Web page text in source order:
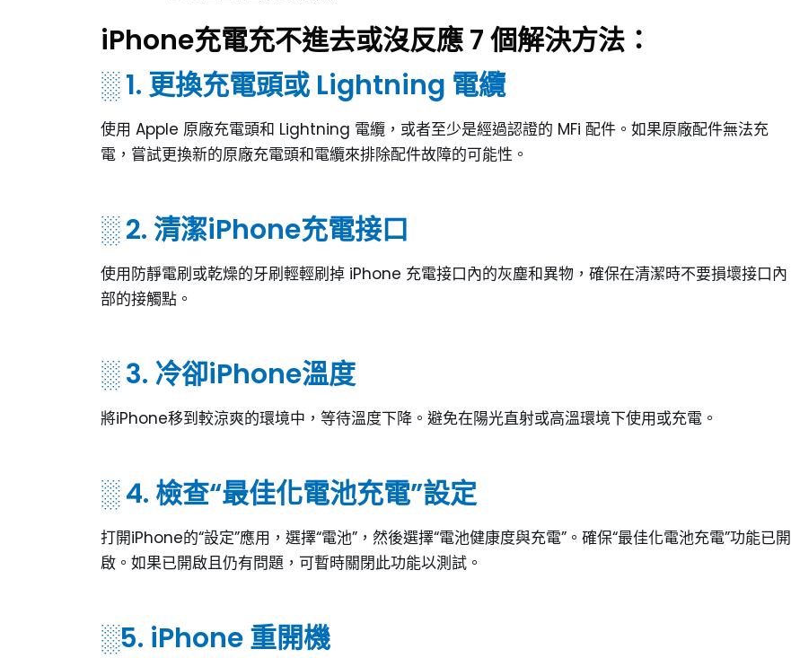
iPhone充電充不進去或沒反應 7 個解決方法：
░ 1. 更換充電頭或 Lightning 電纜
使用 Apple 原廠充電頭和 Lightning 電纜，或者至少是經過認證的 MFi 配件。如果原廠配件無法充
電，嘗試更換新的原廠充電頭和電纜來排除配件故障的可能性。
░ 2. 清潔iPhone充電接口
使用防靜電刷或乾燥的牙刷輕輕刷掉 iPhone 充電接口內的灰塵和異物，確保在清潔時不要損壞接口內
部的接觸點。
░ 3. 冷卻iPhone溫度
將iPhone移到較涼爽的環境中，等待溫度下降。避免在陽光直射或高溫環境下使用或充電。
░ 4. 檢查“最佳化電池充電”設定
打開iPhone的“設定”應用，選擇“電池”，然後選擇“電池健康度與充電”。確保“最佳化電池充電”功能已開
啟。如果已開啟且仍有問題，可暫時關閉此功能以測試。
░5. iPhone 重開機